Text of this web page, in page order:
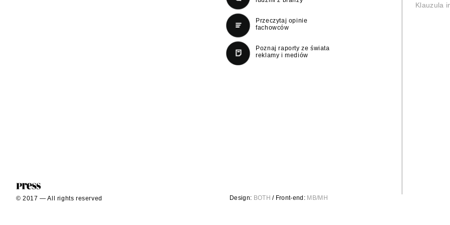
Przeczytaj opinie
fachowców
Poznaj raporty ze świata
reklamy i mediów
Klauzula
Design: BOTH / Front-end: MB/MH
© 2017 — All rights reserved